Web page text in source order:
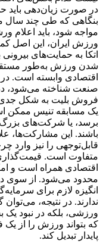
در صورت زیان‌دهی باید
بنگاهی که طی چند سال
مواجه شود، باید اعلام
ورزش ایران، این اصل
اتکا به حمایت‌های
شدن ورزش به‌طور
اقتصادی وابسته است.
صنعت شناخته می‌شود،
فروش بلیت به شکل جدی
برسد، یا شرکت‌های
باشند. این مشارکت‌ها،
قابل‌توجهی را نیز وارد
متفاوت است.
اقتصادی همراه است و
محدود می‌شود. از سوی
انگیزه لازم برای
ندارند. در نتیجه،
ورزشی، بلکه در نبود
که بتواند ورزش را از
پایدار تبدیل کند.